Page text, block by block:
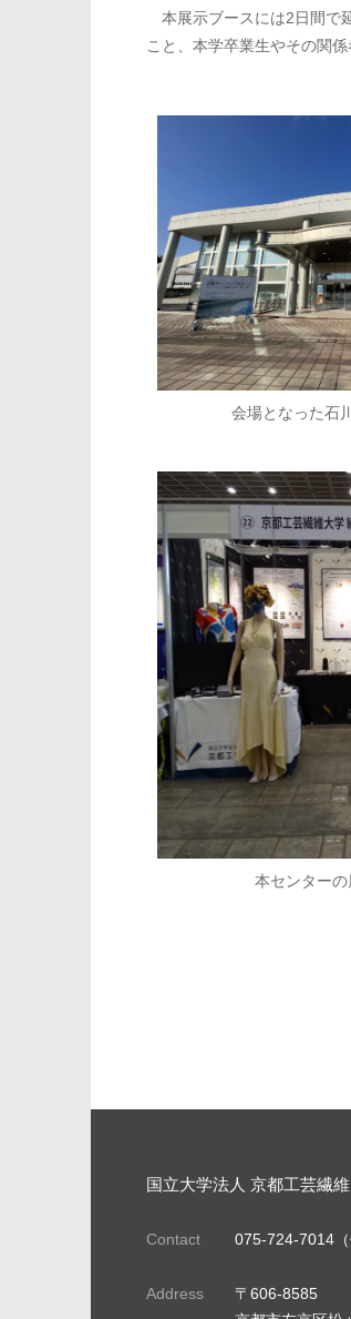
本展示ブースには2日間で
こと、本学卒業生やその関
会場となった石
本センターの
国立大学法人 京都工芸繊
Contact 075-724-7014（
Address
〒606-8585